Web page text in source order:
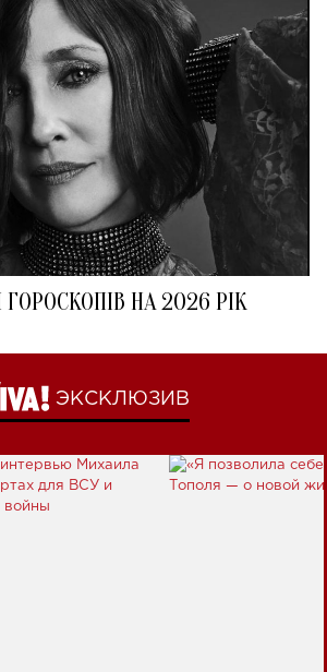
ГОРОСКОПІВ НА 2026 РІК
ЭКСКЛЮЗИВ